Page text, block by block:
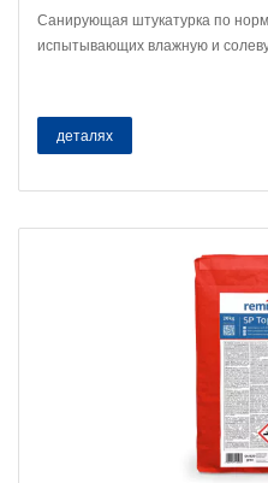
Санирующая штукатурка по
испытывающих влажную и
деталях